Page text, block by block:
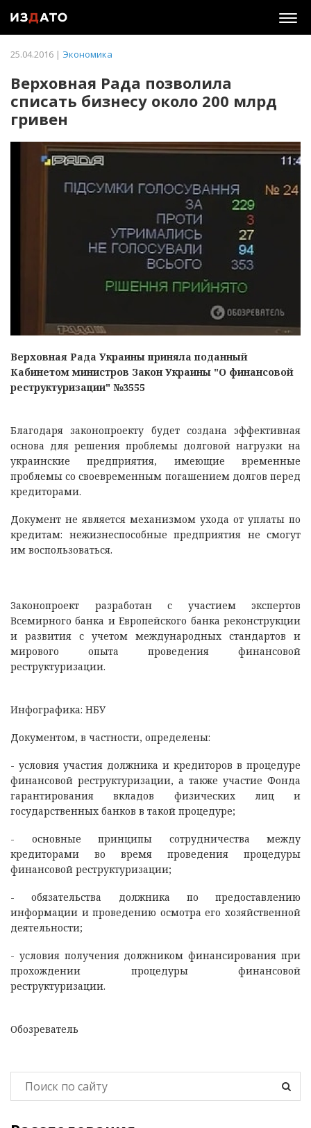
25.04.2016 | Экономика
Верховная Рада позволила
списать бизнесу около 200 млрд
гривен
Верховная Рада Украины приняла поданный
Кабинетом министров Закон Украины "О финансовой
реструктуризации" №3555
Благодаря законопроекту будет создана эффективная
основа для решения проблемы долговой нагрузки на
украинские предприятия, имеющие временные
проблемы со своевременным погашением долгов перед
кредиторами.
Документ не является механизмом ухода от уплаты по
кредитам: нежизнеспособные предприятия не смогут
им воспользоваться.
Законопроект разработан с участием экспертов
Всемирного банка и Европейского банка реконструкции
и развития с учетом международных стандартов и
мирового опыта проведения финансовой
реструктуризации.
Инфографика: НБУ
Документом, в частности, определены:
- условия участия должника и кредиторов в процедуре
финансовой реструктуризации, а также участие Фонда
гарантирования вкладов физических лиц и
государственных банков в такой процедуре;
- основные принципы сотрудничества между
кредиторами во время проведения процедуры
финансовой реструктуризации;
- обязательства должника по предоставлению
информации и проведению осмотра его хозяйственной
деятельности;
- условия получения должником финансирования при
прохождении процедуры финансовой
реструктуризации.
Обозреватель